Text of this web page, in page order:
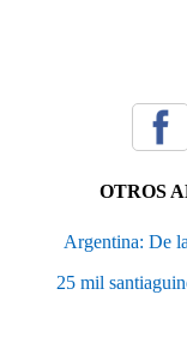
OTROS
Argentina: De
25 mil